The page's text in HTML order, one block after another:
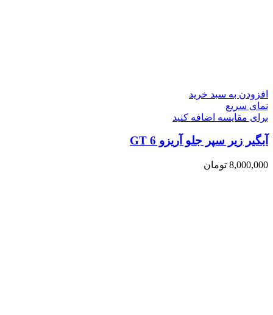
افزودن به سبد خرید
نمای سریع
برای مقایسه اضافه کنید
آبگیر زیر سپر جلو آریزو 6 GT
8,000,000 تومان